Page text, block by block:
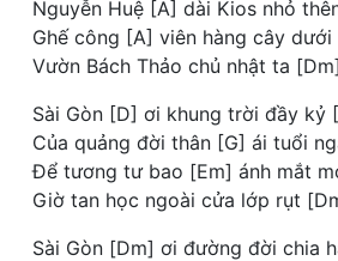
Nguyễn Huệ [A] dài Kios nhỏ
Ghế công [A] viên hàng cây dưới
Vườn Bách Thảo chủ nhật ta
Sài Gòn [D] ơi khung trời đầy kỷ
Của quảng đời thân [G] ái tuổi
Để tương tư bao [Em] ánh mắt
Giờ tan học ngoài cửa lớp rụt
Sài Gòn [Dm] ơi đường đời chia